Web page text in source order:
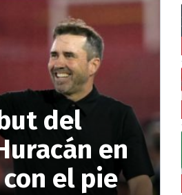
del
en
el pie